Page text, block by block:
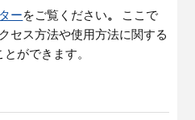
ーをご覧ください。 ここで
セス方法や使用方法に関する
ができます。